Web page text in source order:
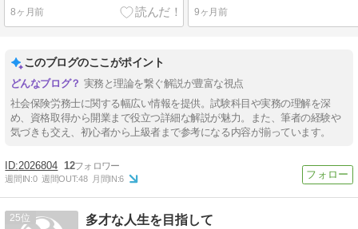
8ヶ月前 9ヶ月前
このブログのここがポイント
実務と理論を繋ぐ解説が豊富な視点
社会保険労務士に関する幅広い情報を提供。試験科目や実務の理解を深
め、資格取得から開業まで役立つ詳細な解説が魅力。また、筆者の経験や
気づきも交え、初心者から上級者まで参考になる内容が揃っています。
2026804 12
週間IN:0 週間OUT:48 月間IN:6
25 多才な人生を目指して